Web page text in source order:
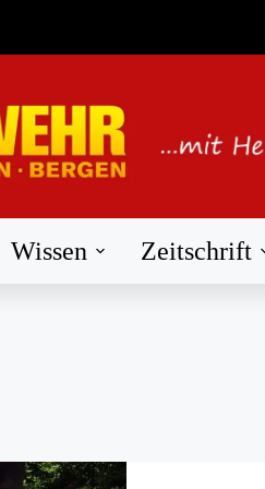
Wissen Zeitschrift